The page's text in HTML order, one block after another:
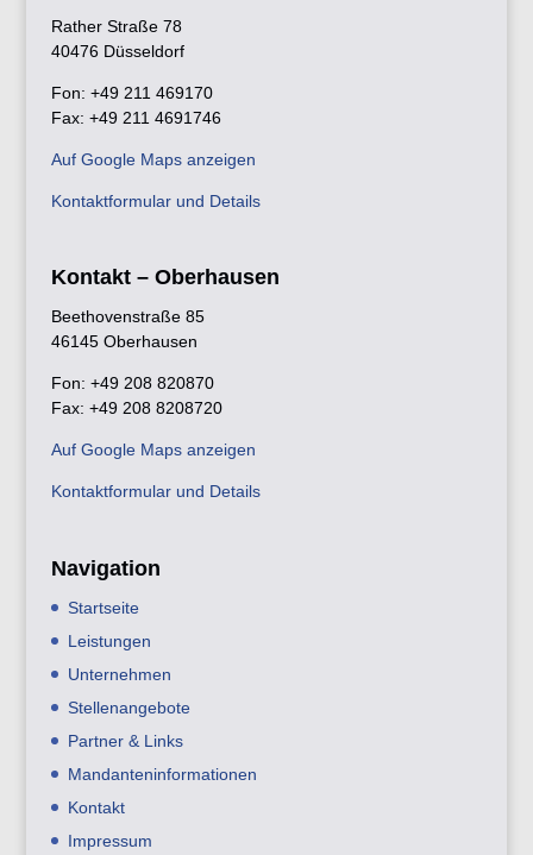
Rather Straße 78
40476 Düsseldorf
Fon: +49 211 469170
Fax: +49 211 4691746
Auf Google Maps anzeigen
Kontaktformular und Details
Kontakt – Oberhausen
Beethovenstraße 85
46145 Oberhausen
Fon: +49 208 820870
Fax: +49 208 8208720
Auf Google Maps anzeigen
Kontaktformular und Details
Navigation
Startseite
Leistungen
Unternehmen
Stellenangebote
Partner & Links
Mandanteninformationen
Kontakt
Impressum